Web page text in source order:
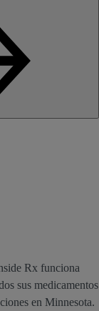
Rx funciona
sus medicamentos
en Minnesota.